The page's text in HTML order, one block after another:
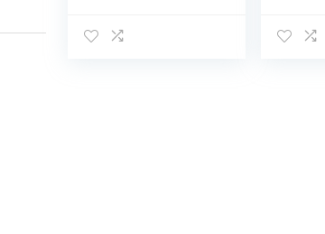
prevalenza 48 m,